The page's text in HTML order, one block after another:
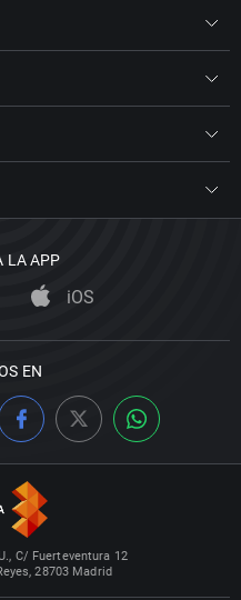
LA APP
iOS
EN
C/ Fuerteventura 12
28703 Madrid